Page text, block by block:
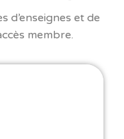
d’enseignes et de
membre.